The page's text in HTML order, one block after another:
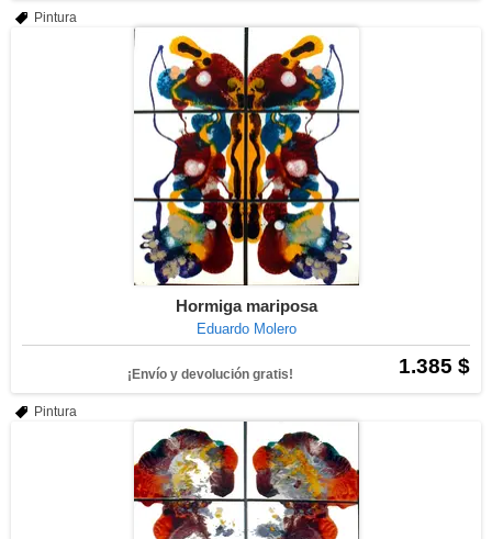
Pintura
Hormiga mariposa
Eduardo Molero
1.385 $
¡Envío y devolución gratis!
Pintura